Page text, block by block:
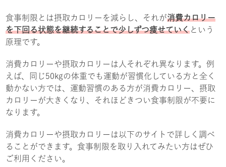
食事制限とは摂取カロリーを減らし、それが消費カロリー
を下回る状態を継続することで少しずつ痩せていくという
原理です。
消費カロリーや摂取カロリーは人それぞれ異なります。例
えば、同じ50kgの体重でも運動が習慣化している方と全く
動かない方では、運動習慣のある方が消費カロリー、摂取
カロリーが大きくなり、それほどきつい食事制限が不要に
なります。
消費カロリーや摂取カロリーは以下のサイトで詳しく調べ
ることができます。食事制限を取り入れてみたい方はぜひ
ご利用ください。